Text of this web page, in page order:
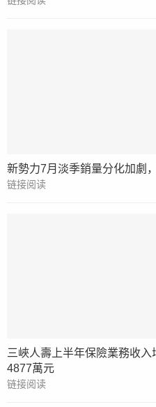
新勢力7月淡季銷量分化加劇
链接阅读
三峽人壽上半年保險業務收
4877萬元
链接阅读